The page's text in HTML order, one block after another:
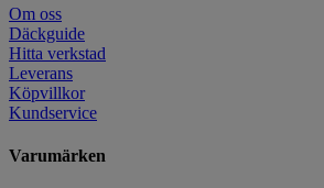
Om oss
Däckguide
Hitta verkstad
Leverans
Köpvillkor
Kundservice
Varumärken